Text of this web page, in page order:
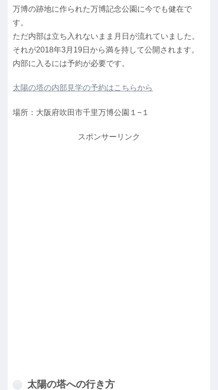
万博の跡地に作られた万博記念公園に今でも健在で
す。
ただ内部は立ち入れないまま月日が流れていました。
それが2018年3月19日から満を持して公開されます。
内部に入るには予約が必要です。
太陽の塔の内部見学の予約はこちらから
場所：大阪府吹田市千里万博公園１−１
スポンサーリンク
太陽の塔への行き方